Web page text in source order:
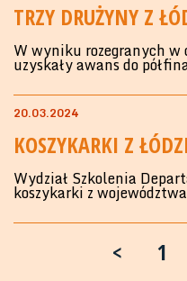
TRZY DRUŻYNY Z
W wyniku rozegranych
uzyskały awans do
20.03.2024
KOSZYKARKI Z
Wydział Szkolenia
koszykarki z
< 1